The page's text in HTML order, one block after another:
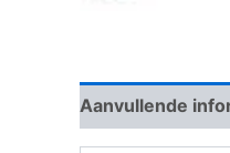
Aanvullende